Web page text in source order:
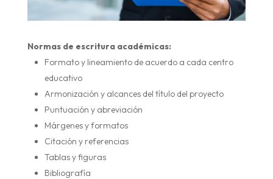
Normas de escritura académicas:
Formato y lineamiento de acuerdo a cada centro
educativo
Armonización y alcances del título del proyecto
Puntuación y abreviación
Márgenes y formatos
Citación y referencias
Tablas y figuras
Bibliografía